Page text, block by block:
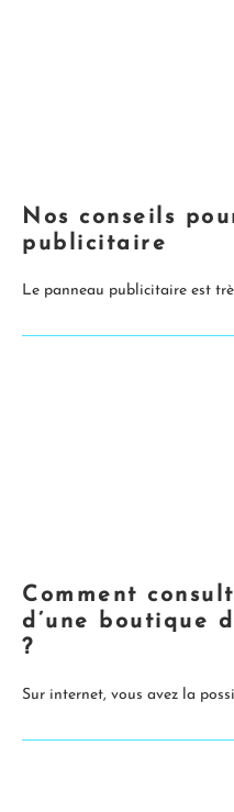
Nos conseils
publicitaire
Le panneau publicitaire est
Comment
d’une boutique
?
Sur internet, vous avez la